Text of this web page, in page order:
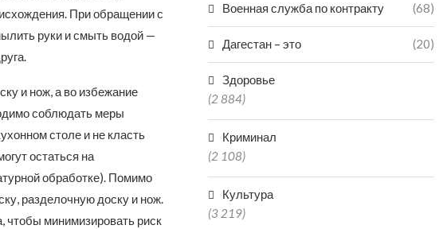
При обращении с
руки и смыть водой —
и нож, а во избежание
соблюдать меры
столе и не класть
остаться на
обработке). Помимо
разделочную доску и нож.
чтобы минимизировать риск
Военная служба по контракту (68)
Дагестан – это (20)
Здоровье
(2 884)
Криминал
(2 108)
Культура
(3 219)